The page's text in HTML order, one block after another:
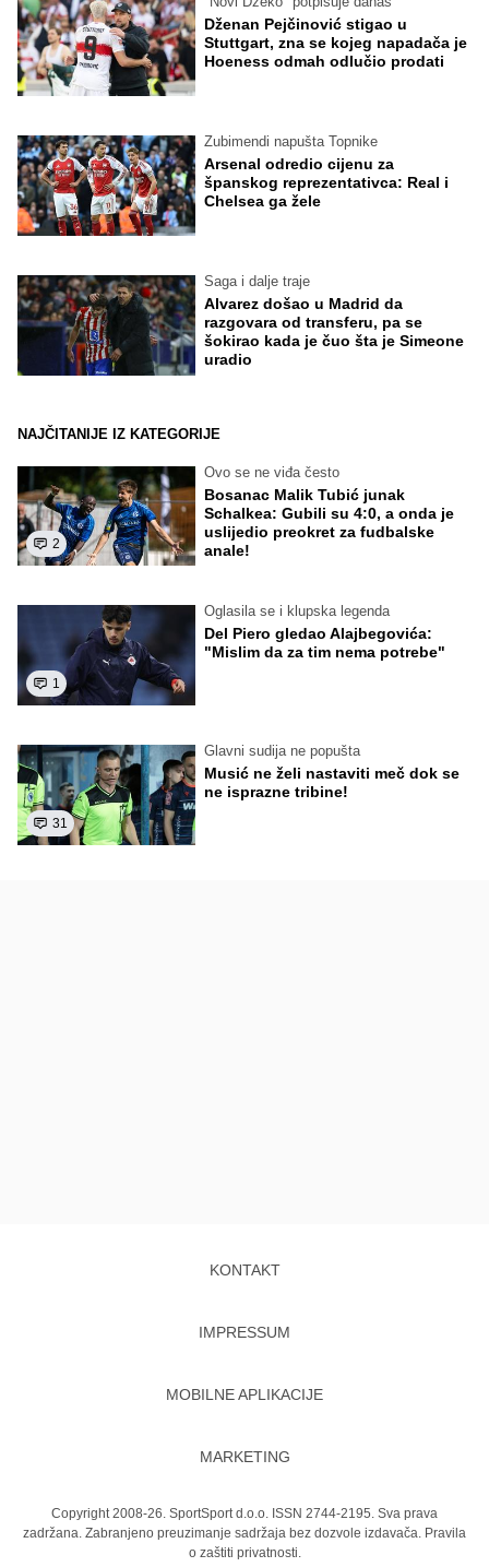
Dženan Pejčinović stigao u
Stuttgart, zna se kojeg napadača je
Hoeness odmah odlučio prodati
Zubimendi napušta Topnike
Arsenal odredio cijenu za
španskog reprezentativca: Real i
Chelsea ga žele
Saga i dalje traje
Alvarez došao u Madrid da
razgovara od transferu, pa se
šokirao kada je čuo šta je Simeone
uradio
NAJČITANIJE IZ KATEGORIJE
2
Ovo se ne viđa često
Bosanac Malik Tubić junak
Schalkea: Gubili su 4:0, a onda je
uslijedio preokret za fudbalske
anale!
1
Oglasila se i klupska legenda
Del Piero gledao Alajbegovića:
"Mislim da za tim nema potrebe"
31
Glavni sudija ne popušta
Musić ne želi nastaviti meč dok se
ne isprazne tribine!
KONTAKT
IMPRESSUM
MOBILNE APLIKACIJE
MARKETING
Copyright 2008-26. SportSport d.o.o. ISSN 2744-2195. Sva prava
zadržana. Zabranjeno preuzimanje sadržaja bez dozvole izdavača. Pravila
o zaštiti privatnosti.